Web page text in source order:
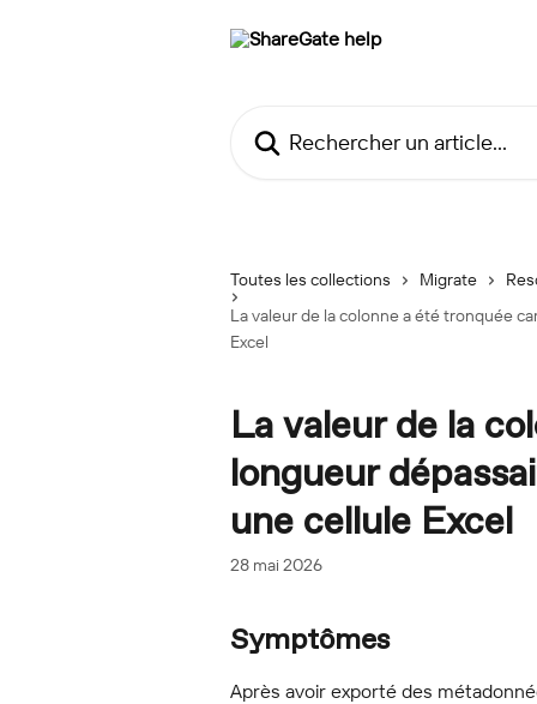
Toutes les collections Migrate
La valeur de la colonne a été tronquée
Excel
La valeur de la
longueur
une cellule Excel
28 mai 2026
Symptômes
Après avoir exporté des